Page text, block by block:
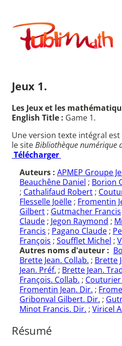
contenu
Publimath
Jeux 1.
Les Jeux et les
English Title : Game 1.
Une version texte intégral
le siteBibliothèque numérique
Télécharger
Auteurs : APMEP Groupe
Beauchêne Daniel ; Borion
; Cathalifaud Robert ;
Flesselle Joëlle ; Fromentin
Gilbert ; Gutmacher Francis
Claude ; Jegon Raymond ;
Francis ; Pagano Claude ;
François ; Soufflet Michel ;
Autres noms d'auteur :
Brette Jean. Collab. ; Brette
Jean. Préf. ; Brette Jean.
François. Collab. ;
Fromentin Jean. Dir. ;
Gribonval Gilbert. Dir. ;
Minot Francis. Dir. ; Viricel
Résumé